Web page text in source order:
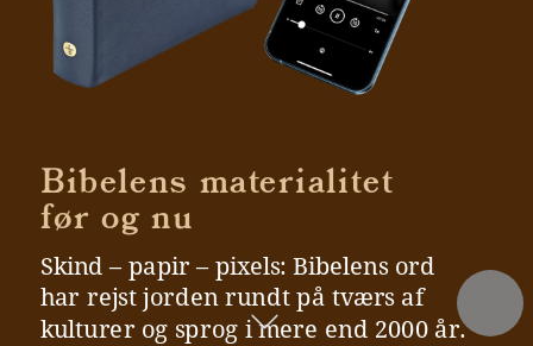
Bibelens materialitet
før og nu
Skind – papir – pixels: Bibelens ord
har rejst jorden rundt på tværs af
kulturer og sprog i mere end 2000 år.